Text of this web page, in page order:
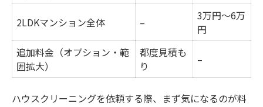
2LDKマンション全体 –
3万円～6万
円
追加料金（オプション・範
囲拡大）
都度見積も
り
–
ハウスクリーニングを依頼する際、まず気になるのが料